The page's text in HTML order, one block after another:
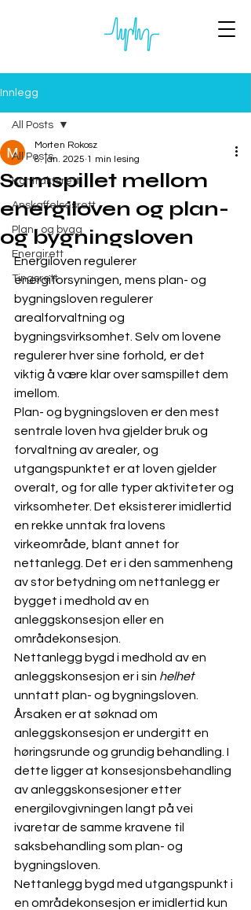
Innlegg
All Posts
Kontraktsrett
Anskaffelsesrett
Plan- og bygg
Energirett
Tingsrett
All Posts
Samspillet mellom
energiloven og plan-
og bygningsloven
Morten Rokosz
8. jan. 2025 1 min lesing
Energiloven regulerer
energiforsyningen, mens plan- og
bygningsloven regulerer
arealforvaltning og
bygningsvirksomhet. Selv om lovene
regulerer hver sine forhold, er det
viktig å være klar over samspillet dem
imellom.
Plan- og bygningsloven er den mest
sentrale loven hva gjelder bruk og
forvaltning av arealer, og
utgangspunktet er at loven gjelder
overalt, og for alle typer aktiviteter og
virksomheter. Det eksisterer imidlertid
en rekke unntak fra lovens
virkeområde, blant annet for
nettanlegg. Det er i den sammenheng
av stor betydning om nettanlegg er
bygget i medhold av en
anleggskonsesjon eller en
områdekonsesjon.
Nettanlegg bygd i medhold av en
anleggskonsesjon er i sin helhet
unntatt plan- og bygningsloven.
Årsaken er at søknad om
anleggskonsesjon er undergitt en
høringsrunde og grundig behandling. I
dette ligger at konsesjonsbehandling
av anleggskonsesjoner etter
energilovgivningen langt på vei
ivaretar de samme kravene til
saksbehandling som plan- og
bygningsloven.
Nettanlegg bygd med utgangspunkt i
en områdekonsesjon er imidlertid kun